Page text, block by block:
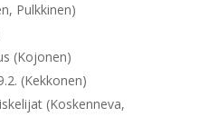
Pulkkinen)
(Kojonen)
(Kekkonen)
(Koskenneva,